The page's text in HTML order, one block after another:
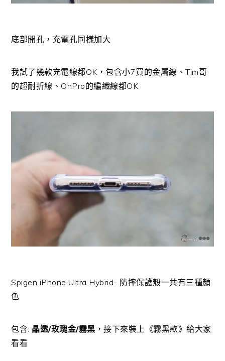
底部開孔，充電孔同樣加大
我試了幾款充電線都OK，包含小7買的金屬線、Tim哥
的超耐折線、OnPro的編織線都OK
Spigen iPhone Ultra Hybrid- 防摔保護殼一共有三種顏
色
包含: 晶透/玫瑰金/霧黑 ，接下來裝上《霧黑款》給大家
看看